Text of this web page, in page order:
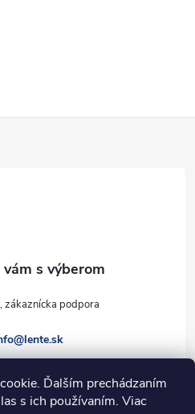
Ďalším prechádzaním
s ich používaním. Viac
@lente.sk